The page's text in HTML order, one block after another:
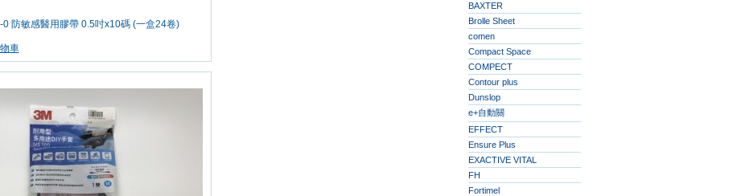
0 防敏感醫用膠帶 0.5吋x10碼 (一盒24卷)
車
BAXTER
Brolle Sheet
comen
Compact Space
COMPECT
Contour plus
Dunslop
e+自動關
EFFECT
Ensure Plus
EXACTIVE VITAL
FH
Fortimel